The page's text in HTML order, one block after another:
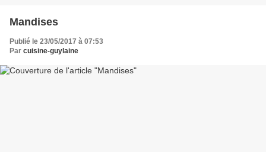
Mandises
Publié le 23/05/2017 à 07:53
Par cuisine-guylaine